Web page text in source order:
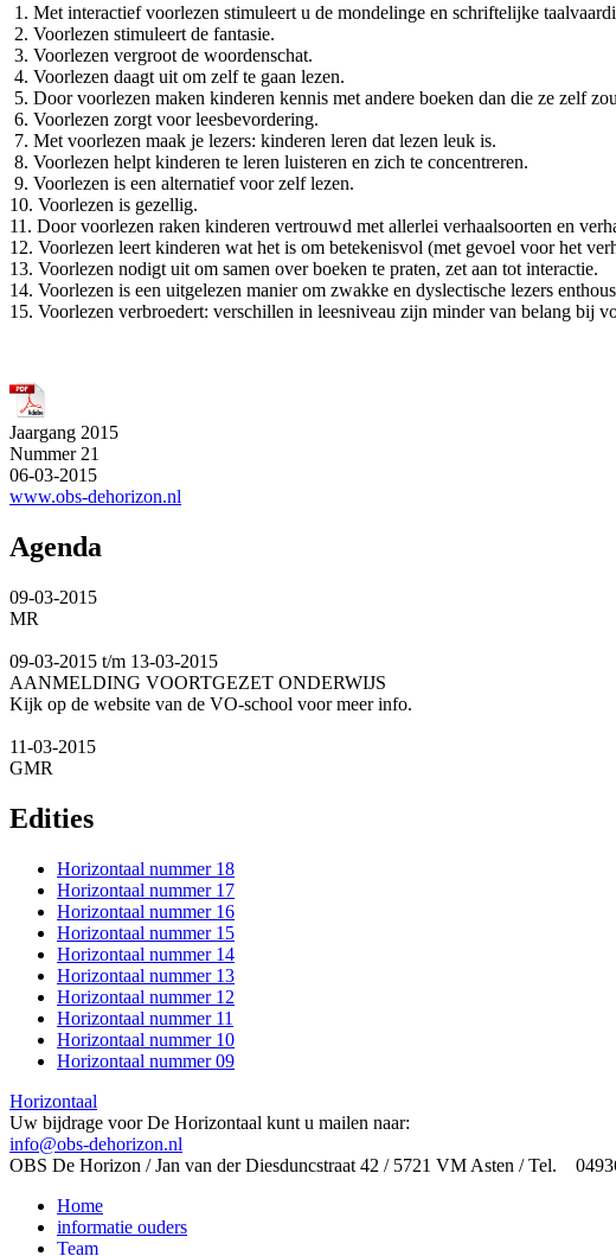
1. Met interactief voorlezen stimuleert u de mondelinge en schriftelijke
2. Voorlezen stimuleert de fantasie.
3. Voorlezen vergroot de woordenschat.
4. Voorlezen daagt uit om zelf te gaan lezen.
5. Door voorlezen maken kinderen kennis met andere boeken dan die ze zelf
6. Voorlezen zorgt voor leesbevordering.
7. Met voorlezen maak je lezers: kinderen leren dat lezen leuk is.
8. Voorlezen helpt kinderen te leren luisteren en zich te concentreren.
9. Voorlezen is een alternatief voor zelf lezen.
10. Voorlezen is gezellig.
11. Door voorlezen raken kinderen vertrouwd met allerlei verhaalsoorten en
12. Voorlezen leert kinderen wat het is om betekenisvol (met gevoel voor het
13. Voorlezen nodigt uit om samen over boeken te praten, zet aan tot interactie.
14. Voorlezen is een uitgelezen manier om zwakke en dyslectische lezers
15. Voorlezen verbroedert: verschillen in leesniveau zijn minder van belang bij
Jaargang 2015
Nummer 21
06-03-2015
www.obs-dehorizon.nl
Agenda
09-03-2015
MR
09-03-2015 t/m 13-03-2015
AANMELDING VOORTGEZET ONDERWIJS
Kijk op de website van de VO-school voor meer info.
11-03-2015
GMR
Edities
Horizontaal nummer 18
Horizontaal nummer 17
Horizontaal nummer 16
Horizontaal nummer 15
Horizontaal nummer 14
Horizontaal nummer 13
Horizontaal nummer 12
Horizontaal nummer 11
Horizontaal nummer 10
Horizontaal nummer 09
Horizontaal
Uw bijdrage voor De Horizontaal kunt u mailen naar:
info@obs-dehorizon.nl
OBS De Horizon / Jan van der Diesduncstraat 42 / 5721 VM Asten / Tel.
Home
informatie ouders
Team